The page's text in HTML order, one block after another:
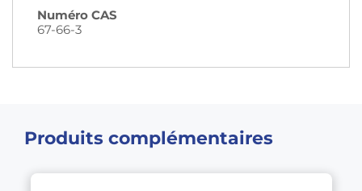
Numéro CAS
67-66-3
Produits complémentaires